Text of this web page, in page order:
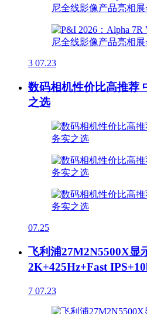
3 07.23
数码相机性价比高推荐
之选
07.25
飞利浦27M2N5500X显
2K+425Hz+Fast
7 07.23